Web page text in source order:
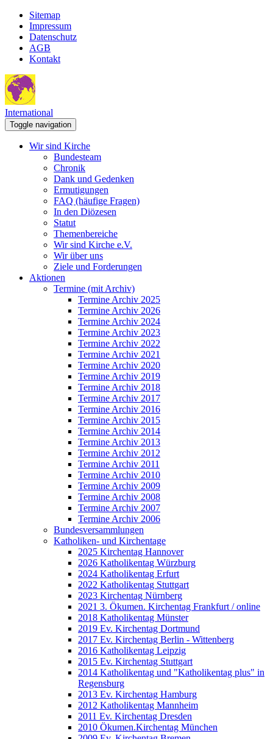
Sitemap
Impressum
Datenschutz
AGB
Kontakt
International
Toggle navigation
Wir sind Kirche
Bundesteam
Chronik
Dank und Gedenken
Ermutigungen
FAQ (häufige Fragen)
In den Diözesen
Statut
Themenbereiche
Wir sind Kirche e.V.
Wir über uns
Ziele und Forderungen
Aktionen
Termine (mit Archiv)
Termine Archiv 2025
Termine Archiv 2026
Termine Archiv 2024
Termine Archiv 2023
Termine Archiv 2022
Termine Archiv 2021
Termine Archiv 2020
Termine Archiv 2019
Termine Archiv 2018
Termine Archiv 2017
Termine Archiv 2016
Termine Archiv 2015
Termine Archiv 2014
Termine Archiv 2013
Termine Archiv 2012
Termine Archiv 2011
Termine Archiv 2010
Termine Archiv 2009
Termine Archiv 2008
Termine Archiv 2007
Termine Archiv 2006
Bundesversammlungen
Katholiken- und Kirchentage
2025 Kirchentag Hannover
2026 Katholikentag Würzburg
2024 Katholikentag Erfurt
2022 Katholikentag Stuttgart
2023 Kirchentag Nürnberg
2021 3. Ökumen. Kirchentag Frankfurt / online
2018 Katholikentag Münster
2019 Ev. Kirchentag Dortmund
2017 Ev. Kirchentag Berlin - Wittenberg
2016 Katholikentag Leipzig
2015 Ev. Kirchentag Stuttgart
2014 Katholikentag und "Katholikentag plus" in
Regensburg
2013 Ev. Kirchentag Hamburg
2012 Katholikentag Mannheim
2011 Ev. Kirchentag Dresden
2010 Ökumen.Kirchentag München